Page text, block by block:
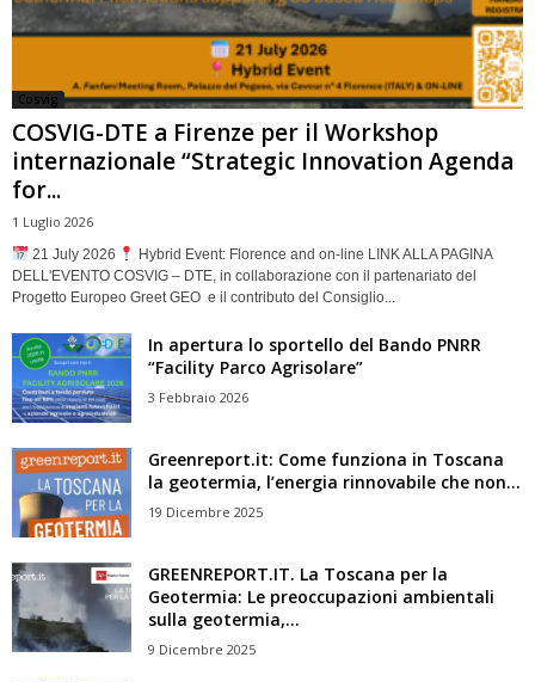
Cosvig
COSVIG-DTE a Firenze per il Workshop
internazionale “Strategic Innovation Agenda
for...
1 Luglio 2026
21 July 2026
Hybrid Event: Florence and on-line LINK ALLA PAGINA
DELL'EVENTO COSVIG – DTE, in collaborazione con il partenariato del
Progetto Europeo Greet GEO e il contributo del Consiglio...
In apertura lo sportello del Bando PNRR
“Facility Parco Agrisolare”
3 Febbraio 2026
Greenreport.it: Come funziona in Toscana
la geotermia, l’energia rinnovabile che non...
19 Dicembre 2025
GREENREPORT.IT. La Toscana per la
Geotermia: Le preoccupazioni ambientali
sulla geotermia,...
9 Dicembre 2025